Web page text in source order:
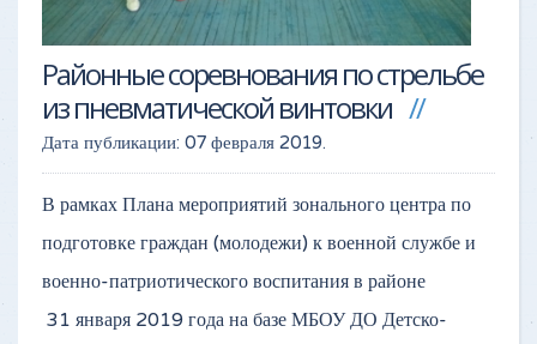
Районные соревнования по стрельбе
из пневматической винтовки
Дата публикации: 07 февраля 2019.
В рамках Плана мероприятий зонального центра по
подготовке граждан (молодежи) к военной службе и
военно-патриотического воспитания в районе
31 января 2019 года на базе МБОУ ДО Детско-